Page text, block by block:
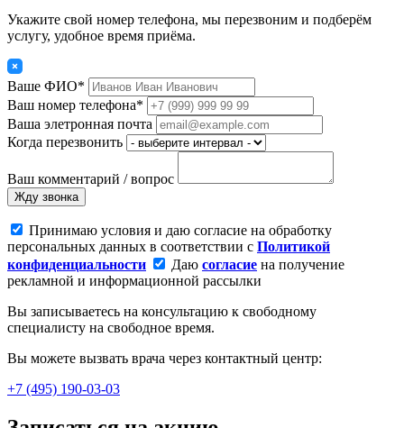
Укажите свой номер телефона, мы перезвоним и подберём
услугу, удобное время приёма.
Ваше ФИО*
Ваш номер телефона*
Ваша элетронная почта
Когда перезвонить
Ваш комментарий / вопрос
Жду звонка
Принимаю условия и даю согласие на обработку
персональных данных в соответствии с Политикой
конфиденциальности
Даю согласие на получение
рекламной и информационной рассылки
Вы записываетесь на консультацию к свободному
специалисту на свободное время.
Вы можете вызвать врача через контактный центр:
+7 (495) 190-03-03